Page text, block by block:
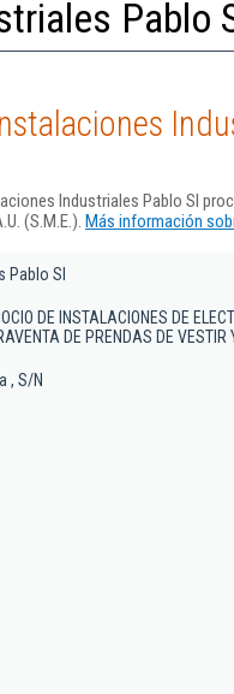
Pablo
Industriales Pablo Sl
(S.M.E.). Más información
Pablo Sl
DE INSTALACIONES DE
DE PRENDAS DE VESTIR
, S/N